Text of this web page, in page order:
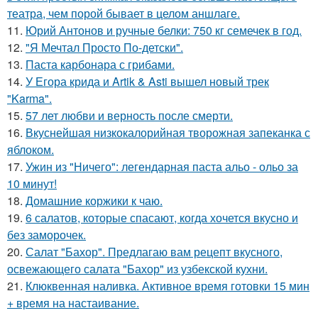
театра, чем порой бывает в целом аншлаге.
11. Юрий Антонов и ручные белки: 750 кг семечек в год.
12. "Я Мечтал Просто По-детски".
13. Паста карбонара с грибами.
14. У Егора крида и Artik & Asti вышел новый трек
"Karma".
15. 57 лет любви и верность после смерти.
16. Вкуснейшая низкокалорийная творожная запеканка с
яблоком.
17. Ужин из "Ничего": легендарная паста альо - ольо за
10 минут!
18. Домашние коржики к чаю.
19. 6 салатов, которые спасают, когда хочется вкусно и
без заморочек.
20. Салат "Бахор". Предлагаю вам рецепт вкусного,
освежающего салата "Бахор" из узбекской кухни.
21. Клюквенная наливка. Активное время готовки 15 мин
+ время на настаивание.